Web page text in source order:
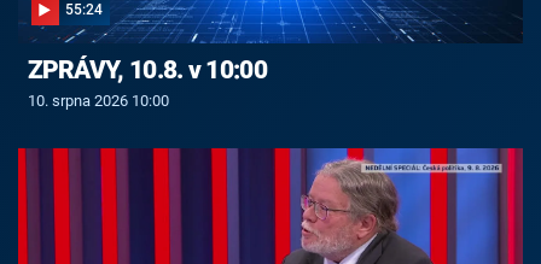
55:24
ZPRÁVY, 10.8. v 10:00
10. srpna 2026 10:00